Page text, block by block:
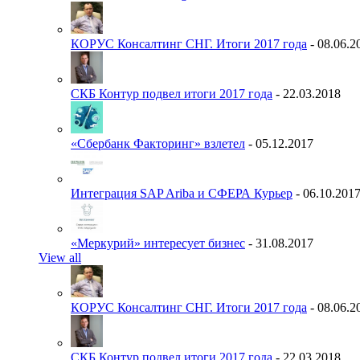
КОРУС Консалтинг СНГ. Итоги 2017 года -
СКБ Контур подвел итоги 2017 года - 22.03.2018
«Сбербанк Факторинг» взлетел - 05.12.2017
Интеграция SAP Ariba и СФЕРА Курьер - 06.10.2017
«Меркурий» интересует бизнес - 31.08.2017
View all
КОРУС Консалтинг СНГ. Итоги 2017 года -